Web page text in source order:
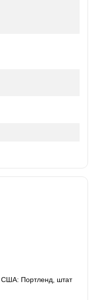
США: Портленд, штат